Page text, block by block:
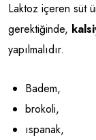
Laktoz içeren süt
gerektiğinde,
yapılmalıdır.
Badem,
brokoli,
ıspanak,